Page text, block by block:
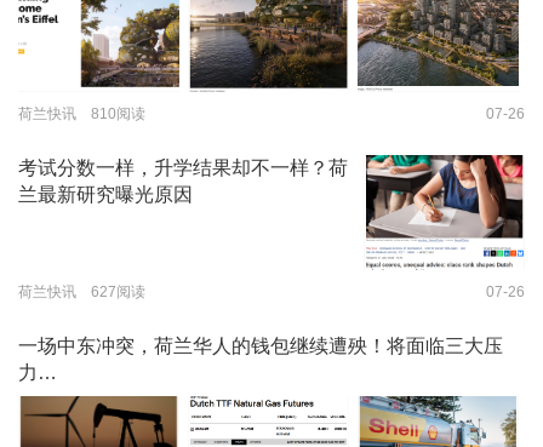
荷兰快讯 810阅读 07-26
考试分数一样，升学结果却不一样？荷
兰最新研究曝光原因
荷兰快讯 627阅读 07-26
一场中东冲突，荷兰华人的钱包继续遭殃！将面临三大压
力…